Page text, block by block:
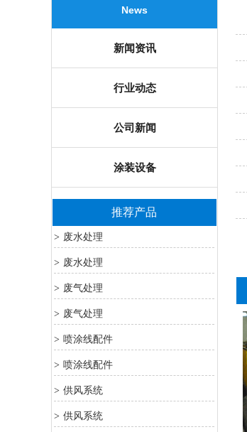
News
新闻资讯
行业动态
公司新闻
涂装设备
推荐产品
> 废水处理
> 废水处理
> 废气处理
> 废气处理
> 喷涂线配件
> 喷涂线配件
> 供风系统
> 供风系统